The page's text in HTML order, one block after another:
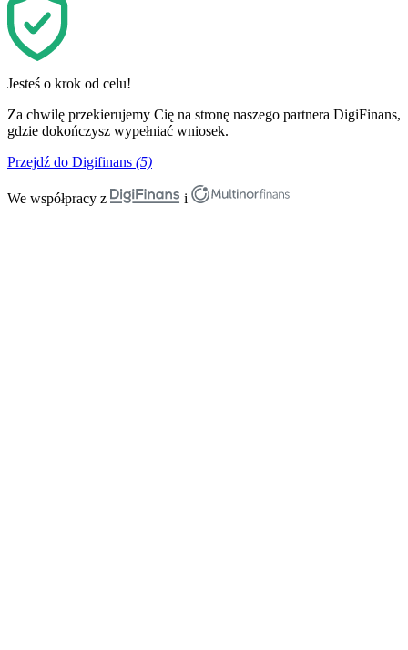
Jesteś o krok od celu!
Za chwilę przekierujemy Cię na stronę naszego partnera DigiFinans,
gdzie dokończysz wypełniać wniosek.
Przejdź do Digifinans (5)
We współpracy z i